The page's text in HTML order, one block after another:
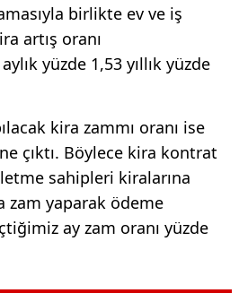
birlikte ev ve iş
artış oranı
yüzde 1,53 yıllık yüzde
kira zammı oranı ise
çıktı. Böylece kira kontrat
sahipleri kiralarına
zam yaparak ödeme
ay zam oranı yüzde